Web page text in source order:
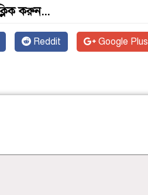
করুন...
Reddit Google Plus